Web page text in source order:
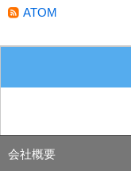
ATOM
会社概要